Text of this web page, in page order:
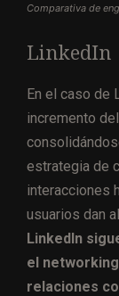
Comparativa de
LinkedIn
En el caso de
incremento
estrategia de
interacciones
usuarios dan
LinkedIn
el
relaciones